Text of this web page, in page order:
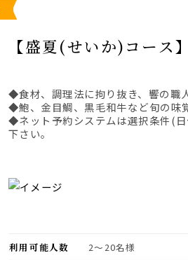
【盛夏(せいか)コ
◆食材、調理法に拘り抜き、響の
◆鮑、金目鯛、黒毛和牛など旬の味
◆ネット予約システムは選択条件(
下さい。
利用可能人数
2〜20名様